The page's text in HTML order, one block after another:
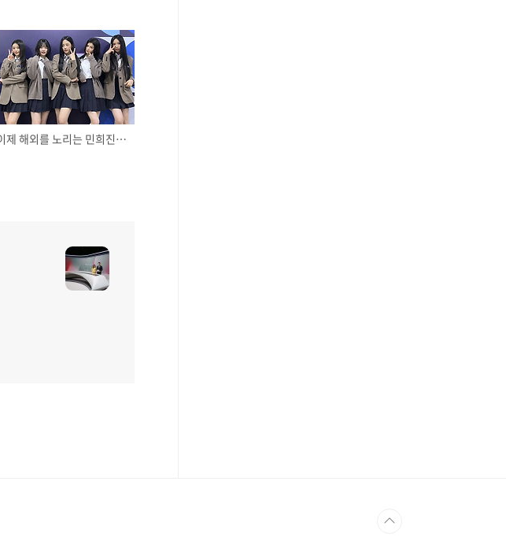
이제 해외를 노리는 민희진의 아주 전략적인 뉴진스의 2번째 앨범 갯업 supershy~